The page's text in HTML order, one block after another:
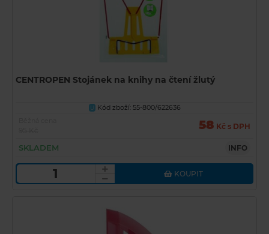
CENTROPEN Stojánek na knihy na čtení žlutý
U Kód zboží: 55-800/622636
58 Kč s DPH
SKLADEM INFO
KOUPIT